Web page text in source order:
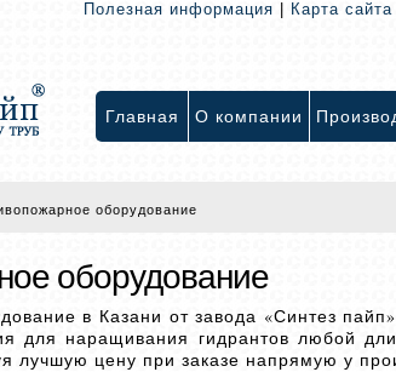
Полезная информация Карта сайта
Главная О компании
оборудование
оборудование
в Казани от завода «Синтез
для наращивания гидрантов любой
лучшую цену при заказе напрямую у